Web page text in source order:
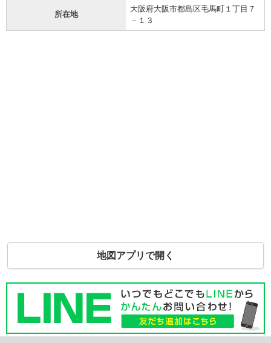
所在地
大阪府大阪市都島区毛馬町１丁目７
－１３
地図アプリで開く